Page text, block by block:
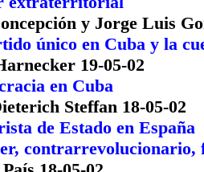
y Jorge Luis
único en Cuba y la
19-05-02
en Cuba
Steffan 18-05-02
de Estado en España
contrarrevolucionario,